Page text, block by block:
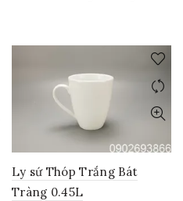
Ly sứ Thóp Trắng Bát
Tràng 0.45L